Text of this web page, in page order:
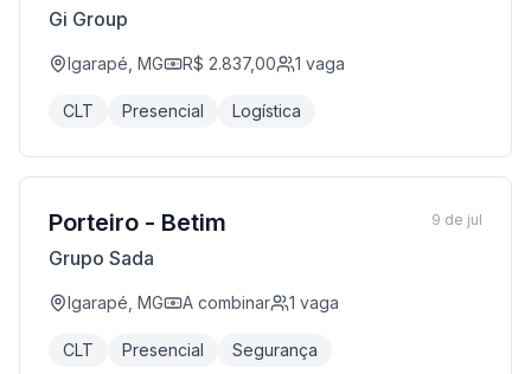
Gi Group
Igarapé, MG R$ 2.837,00 1 vaga
CLT Presencial Logística
Porteiro - Betim
Grupo Sada
Igarapé, MG A combinar 1 vaga
CLT Presencial Segurança
9 de jul